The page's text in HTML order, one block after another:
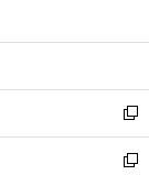
開
ン
ウ
で
開
く
ウ
ン
ド
ウ
で
新
し
い
新